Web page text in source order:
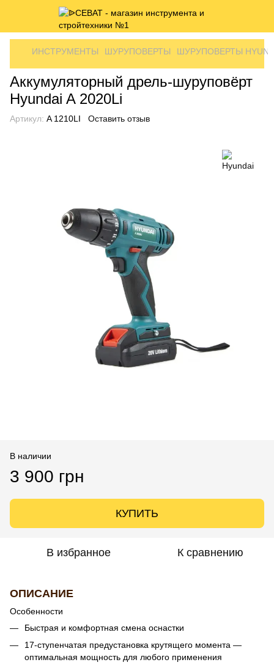
ИНСТРУМЕНТЫ ШУРУПОВЕРТЫ ШУРУПОВЕРТЫ
Аккумуляторный дрель-шуруповёрт
Hyundai A 2020Li
Артикул: A 1210LI Оставить отзыв
В наличии
3 900 грн
КУПИТЬ
В избранное К сравнению
ОПИСАНИЕ
Особенности
Быстрая и комфортная смена оснастки
17-ступенчатая предустановка крутящего момента —
оптимальная мощность для любого применения